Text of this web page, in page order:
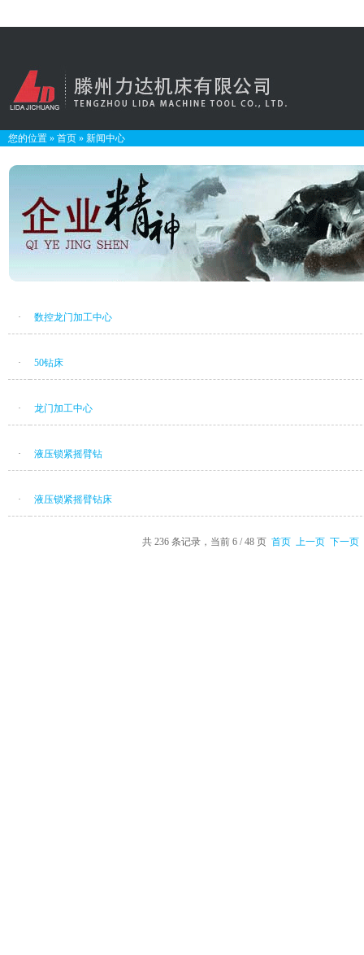
您的位置 » 首页 » 新闻中心
· 数控龙门加工中心
· 50钻床
· 龙门加工中心
· 液压锁紧摇臂钻
· 液压锁紧摇臂钻床
共 236 条记录，当前 6 / 48 页 首页 上一页 下一页